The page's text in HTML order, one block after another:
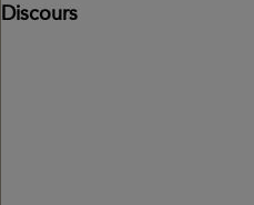
Discours